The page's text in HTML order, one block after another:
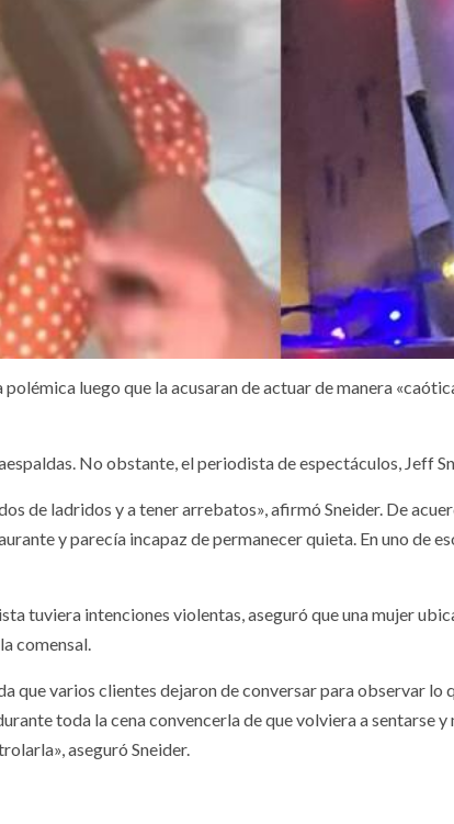
luego que la acusaran de actuar de manera
No obstante, el periodista de espectáculos, Jeff
de ladridos y a tener arrebatos», afirmó Sneider. De
y parecía incapaz de permanecer quieta. En uno de
tuviera intenciones violentas, aseguró que una mujer
comensal.
que varios clientes dejaron de conversar para observar lo
toda la cena convencerla de que volviera a sentarse
aseguró Sneider.